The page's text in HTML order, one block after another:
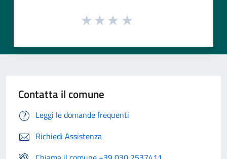
Contatta il comune
Leggi le domande frequenti
Richiedi Assistenza